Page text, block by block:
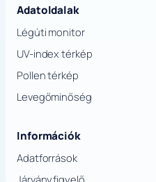
Adatoldalak
Légúti monitor
UV-index térkép
Pollen térkép
Levegőminőség
Információk
Adatforrások